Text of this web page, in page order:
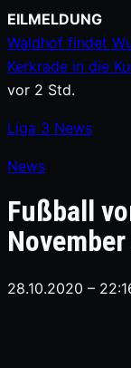
Zum
Inhalt
springen
EILMELDUNG
Waldhof findet
Kerkrade in die
vor 2 Std.
Liga 3 News
News
Fußball
28.10.2020 –